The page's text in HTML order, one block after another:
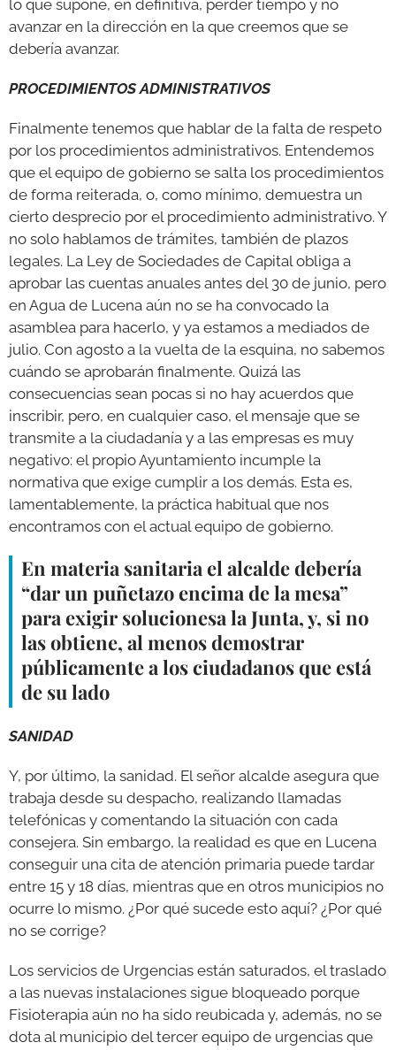
lo que supone, en definitiva, perder tiempo y no
avanzar en la dirección en la que creemos que se
debería avanzar.
PROCEDIMIENTOS ADMINISTRATIVOS
Finalmente tenemos que hablar de la falta de respeto
por los procedimientos administrativos. Entendemos
que el equipo de gobierno se salta los procedimientos
de forma reiterada, o, como mínimo, demuestra un
cierto desprecio por el procedimiento administrativo. Y
no solo hablamos de trámites, también de plazos
legales. La Ley de Sociedades de Capital obliga a
aprobar las cuentas anuales antes del 30 de junio, pero
en Agua de Lucena aún no se ha convocado la
asamblea para hacerlo, y ya estamos a mediados de
julio. Con agosto a la vuelta de la esquina, no sabemos
cuándo se aprobarán finalmente. Quizá las
consecuencias sean pocas si no hay acuerdos que
inscribir, pero, en cualquier caso, el mensaje que se
transmite a la ciudadanía y a las empresas es muy
negativo: el propio Ayuntamiento incumple la
normativa que exige cumplir a los demás. Esta es,
lamentablemente, la práctica habitual que nos
encontramos con el actual equipo de gobierno.
En materia sanitaria el alcalde debería
“dar un puñetazo encima de la mesa”
para exigir solucionesa la Junta, y, si no
las obtiene, al menos demostrar
públicamente a los ciudadanos que está
de su lado
SANIDAD
Y, por último, la sanidad. El señor alcalde asegura que
trabaja desde su despacho, realizando llamadas
telefónicas y comentando la situación con cada
consejera. Sin embargo, la realidad es que en Lucena
conseguir una cita de atención primaria puede tardar
entre 15 y 18 días, mientras que en otros municipios no
ocurre lo mismo. ¿Por qué sucede esto aquí? ¿Por qué
no se corrige?
Los servicios de Urgencias están saturados, el traslado
a las nuevas instalaciones sigue bloqueado porque
Fisioterapia aún no ha sido reubicada y, además, no se
dota al municipio del tercer equipo de urgencias que